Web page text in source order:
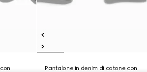
Pantalone in denim di cotone con